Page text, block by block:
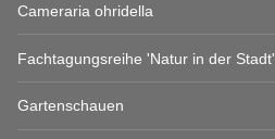
Cameraria ohridella
Fachtagungsreihe 'Natur in der Stadt'
Gartenschauen